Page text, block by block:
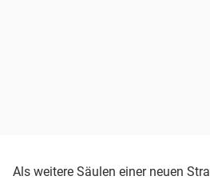
Als weitere Säulen einer neuen